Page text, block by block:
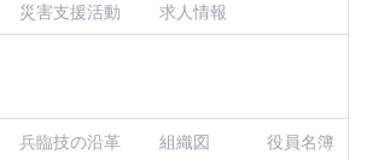
災害支援活動 求人情報
兵臨技の沿革 組織図 役員名簿